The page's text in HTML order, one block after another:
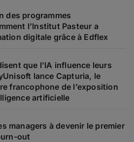
des programmes
l’Institut Pasteur a
digitale grâce à Edflex
que l’IA influence leurs
lance Capturia, le
francophone de l’exposition
artificielle
managers à devenir le premier
out